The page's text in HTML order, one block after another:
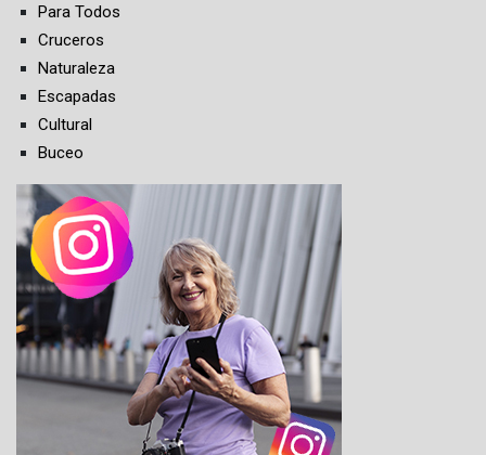
Para Todos
Cruceros
Naturaleza
Escapadas
Cultural
Buceo